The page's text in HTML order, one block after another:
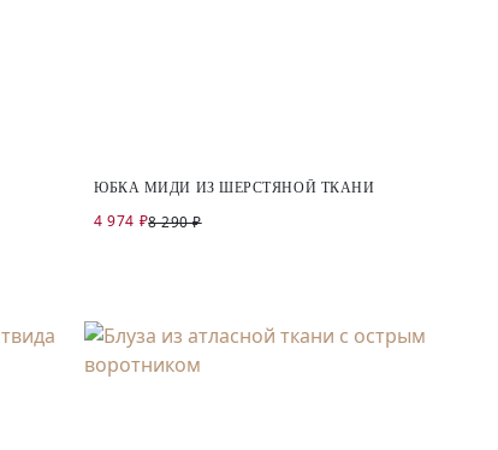
ЮБКА МИДИ ИЗ ШЕРСТЯНОЙ ТКАНИ
4 974 ₽8 290 ₽